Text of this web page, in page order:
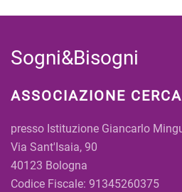
Sogni&Bisogni
ASSOCIAZIONE
presso Istituzione Giancarlo
Via Sant'Isaia, 90
40123 Bologna
Codice Fiscale: 91345260375